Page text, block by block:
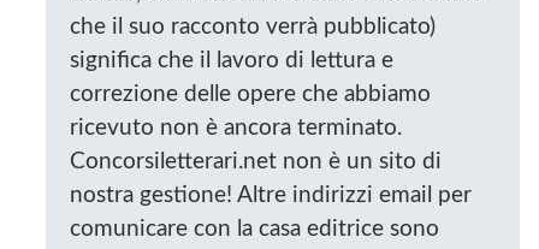
che il suo racconto verrà pubblicato)
significa che il lavoro di lettura e
correzione delle opere che abbiamo
ricevuto non è ancora terminato.
Concorsiletterari.net non è un sito di
nostra gestione! Altre indirizzi email per
comunicare con la casa editrice sono